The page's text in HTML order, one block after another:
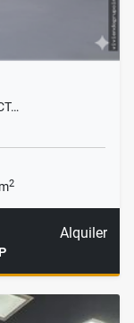
2
Alquiler